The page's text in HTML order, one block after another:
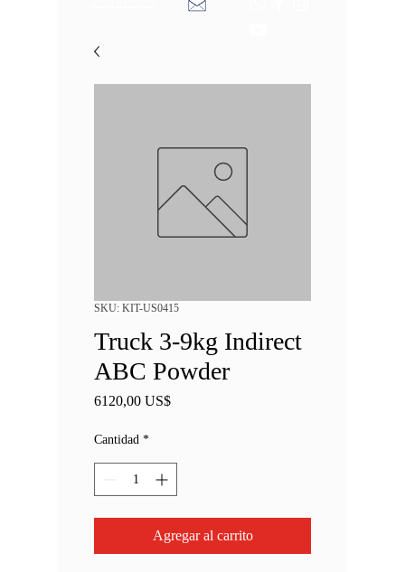
SKU: KIT-US0415
Truck 3-9kg Indirect
ABC Powder
6120,00 US$Precio
Cantidad *
Agregar al carrito